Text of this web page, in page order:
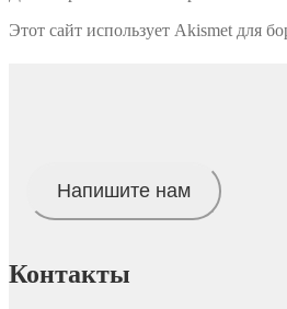
Этот сайт использует Akismet для
Напишите нам
Контакты